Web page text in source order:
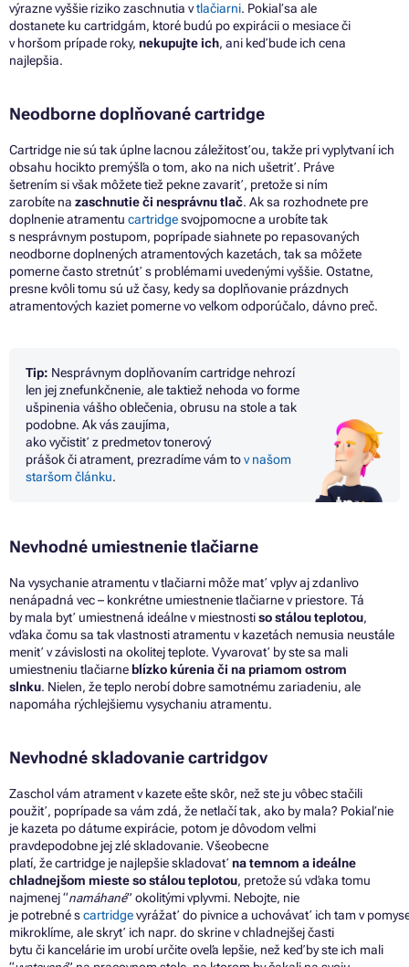
výrazne vyššie riziko zaschnutia vtlačiarni. Pokiaľsa ale
dostanete ku cartridgám, ktoré budú po expiráciio mesiaceči
v horšom prípade roky, nekupujte ich, ani keď bude ich cena
najlepšia.
Neodborne doplňované cartridge
Cartridge nie sú tak úplne lacnou záležitosťou, takže pri vyplytvaní ich
obsahu hocikto premýšľa otom, ako na nich ušetriť. Práve
šetrenímsivšak môžete tiež pekne zavariť, pretožesi ním
zarobíte na zaschnutieči nesprávnu tlač. Aksa rozhodnete pre
doplnenie atramentu cartridgesvojpomocnea urobíte tak
s nesprávnym postupom, poprípade siahnete po repasovaných
neodborne doplnených atramentových kazetách, tak sa môžete
pomerne často stretnúť s problémami uvedenými vyššie. Ostatne,
presne kvôli tomu sú už časy, kedysa doplňovanie prázdnych
atramentových kaziet pomernevoveľkom odporúčalo, dávno preč.
Tip: Nesprávnym doplňovaním cartridge nehrozí
len jej znefunkčnenie, ale taktiež nehoda voforme
ušpinenia vášho oblečenia, obrusu na stolea tak
podobne. Ak vás zaujíma,
akovyčistiť z predmetov tonerový
prášokčiatrament, prezradíme vámtov našom
staršom článku.
Nevhodné umiestnenie tlačiarne
Na vysychanie atramentu vtlačiarni môže mať vplyvajzdanlivo
nenápadná vec – konkrétne umiestnenie tlačiarnevpriestore. Tá
by mala byť umiestnená ideálnevmiestnostiso stálou teplotou,
vďaka čomu sa tak vlastnosti atramentu vkazetách nemusia neustále
meniť vzávislosti na okolitej teplote. Vyvarovať by stesa mali
umiestneniu tlačiarne blízko kúreniači na priamom ostrom
slnku. Nielen, žeteplo nerobí dobre samotnému zariadeniu, ale
napomáha rýchlejšiemu vysychaniu atramentu.
Nevhodné skladovanie cartridgov
Zaschol vám atramentvkazete ešte skôr, než ste ju vôbec stačili
použiť, poprípadesa vám zdá, že netlačí tak, ako bymala? Pokiaľ nie
je kazeta podátume expirácie, potom jedôvodom veľmi
pravdepodobne jej zlé skladovanie. Všeobecne
platí, žecartridge je najlepšie skladovať natemnom aideálne
chladnejšom miestesostálou teplotou, pretože sú vďaka tomu
najmenej “namáhané” okolitými vplyvmi. Nebojte, nie
je potrebnéscartridgevyrážať do pivnicea uchovávať ich tamv
mikroklíme, ale skryť ich napr. doskrinevchladnejšej časti
bytu či kancelárie im urobí určite oveľa lepšie, než keď by ste ich mali